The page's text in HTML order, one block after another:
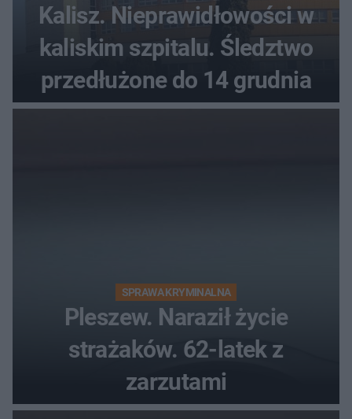
Kalisz. Nieprawidłowości w
kaliskim szpitalu. Śledztwo
przedłużone do 14 grudnia
SPRAWA KRYMINALNA
Pleszew. Naraził życie
strażaków. 62-latek z
zarzutami